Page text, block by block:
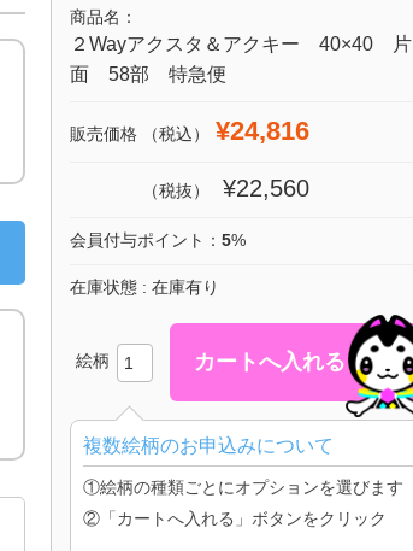
商品名：
２Wayアクスタ＆アクキー 40×40 片
面 58部 特急便
販売価格 （税込） ¥24,816
（税抜） ¥22,560
会員付与ポイント： 5%
在庫状態 : 在庫有り
絵柄
複数絵柄のお申込みについて
①絵柄の種類ごとにオプションを選びます
②「カートへ入れる」ボタンをクリック